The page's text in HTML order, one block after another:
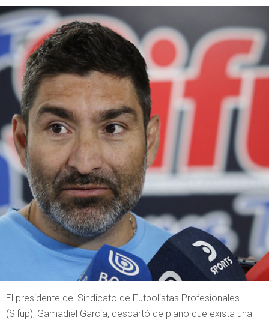
El presidente del Sindicato de Futbolistas Profesionales
(Sifup), Gamadiel García, descartó de plano que exista una